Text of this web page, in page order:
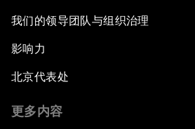
我们的领导团队与组织治理
影响力
北京代表处
更多内容